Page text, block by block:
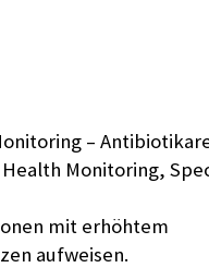
–
Monitoring,
mit erhöhtem
aufweisen.